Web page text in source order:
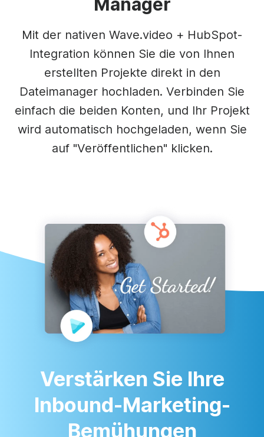
Mit der nativen Wave.video + HubSpot-
Integration können Sie die von Ihnen
erstellten Projekte direkt in den
Dateimanager hochladen. Verbinden Sie
einfach die beiden Konten, und Ihr Projekt
wird automatisch hochgeladen, wenn Sie
auf "Veröffentlichen" klicken.
Verstärken Sie Ihre
Inbound-Marketing-
Bemühungen